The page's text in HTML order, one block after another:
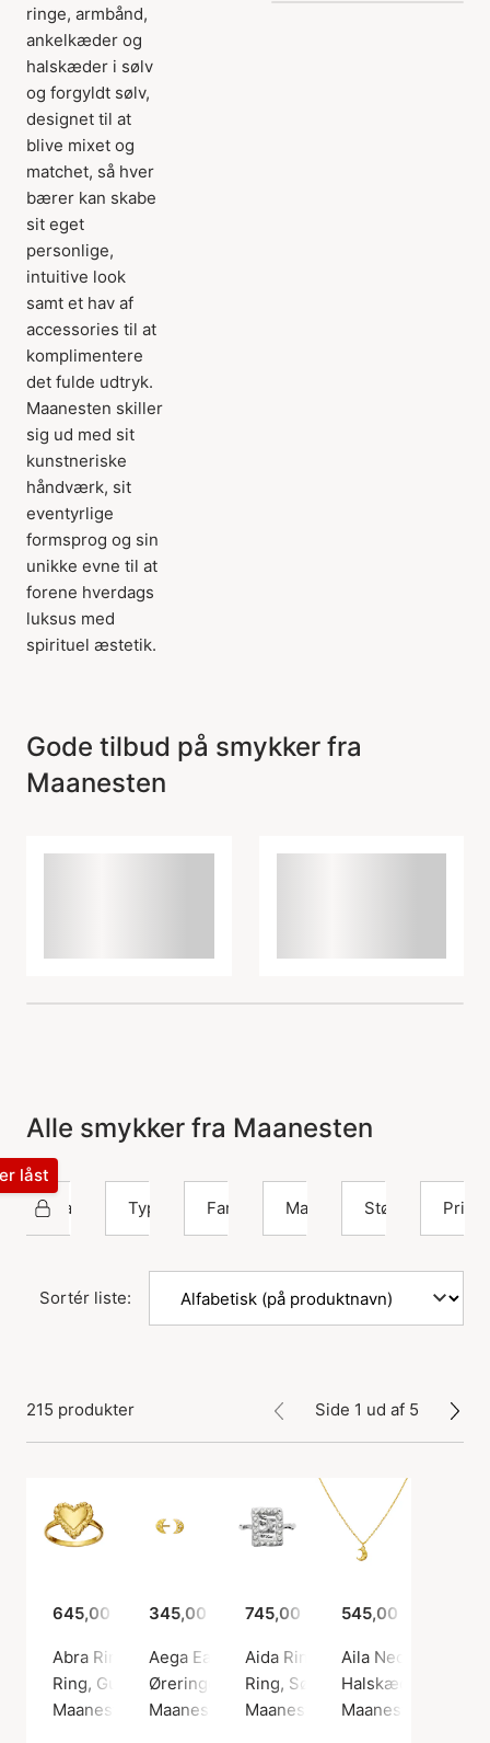
ringe, armbånd,
ankelkæder og
halskæder i sølv
og forgyldt sølv,
designet til at
blive mixet og
matchet, så hver
bærer kan skabe
sit eget
personlige,
intuitive look
samt et hav af
accessories til at
komplimentere
det fulde udtryk.
Maanesten skiller
sig ud med sit
kunstneriske
håndværk, sit
eventyrlige
formsprog og sin
unikke evne til at
forene hverdags
luksus med
spirituel æstetik.
Gode tilbud på smykker fra
Maanesten
Alle smykker fra Maanesten
Maanesten
låst
Type
Farve Materiale Størrelse Pris
Sortér liste:
215 produkter Side 1 ud af 5
645,00 kr.
Abra Ring
Ring, Guld farve / Forgyldt sølv sterling 925
Maanesten
345,00 kr.
Aega Earsticks
Øreringe, Guld farve / Forgyldt sølv sterling
Maanesten
745,00 kr.
Aida Ring
Ring, Sølv farve / Sølv sterling
Maanesten
545,00 kr.
Aila Necklace
Halskæde, Guld
Maanesten